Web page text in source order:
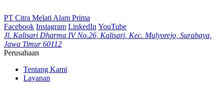
PT Citra Melati Alam Prima
Facebook Instagram LinkedIn YouTube
Jl. Kalisari Dharma IV No.26, Kalisari, Kec. Mulyorejo, Surabaya,
Jawa Timur 60112
Perusahaan
Tentang Kami
Layanan